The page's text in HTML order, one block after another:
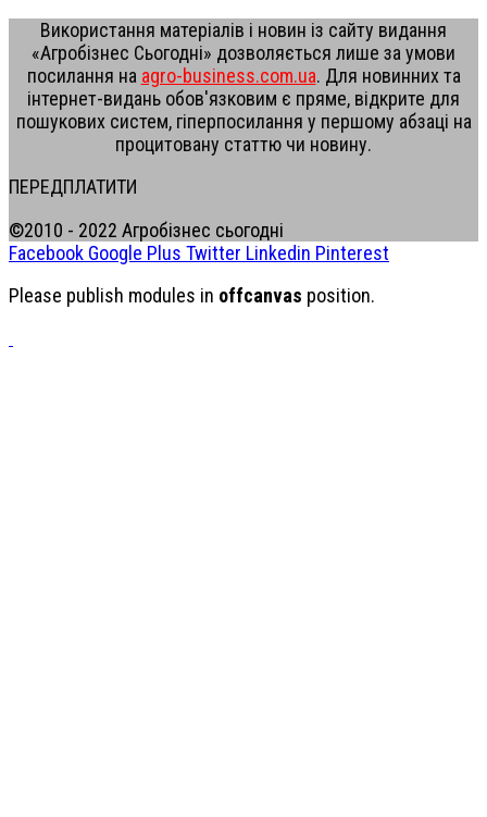
Використання матеріалів і новин із сайту видання
«Агробізнес Сьогодні» дозволяється лише за умови
посилання на agro-business.com.ua. Для новинних та
інтернет-видань обов'язковим є пряме, відкрите для
пошукових систем, гіперпосилання у першому абзаці на
процитовану статтю чи новину.
ПЕРЕДПЛАТИТИ
©2010 - 2022 Агробізнес сьогодні
Facebook Google Plus Twitter Linkedin Pinterest
Please publish modules in offcanvas position.